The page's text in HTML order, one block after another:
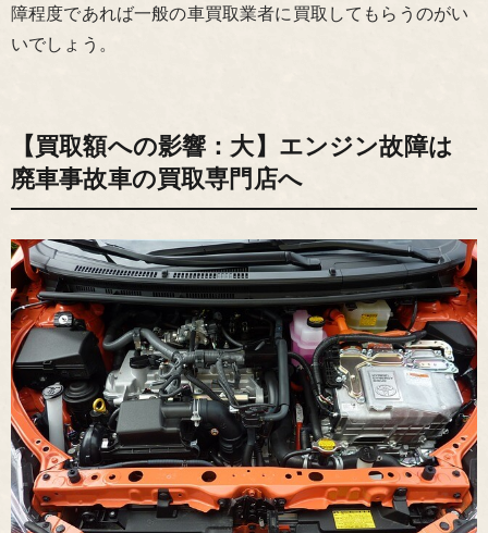
障程度であれば一般の車買取業者に買取してもらうのがい
いでしょう。
【買取額への影響：大】エンジン故障は
廃車事故車の買取専門店へ